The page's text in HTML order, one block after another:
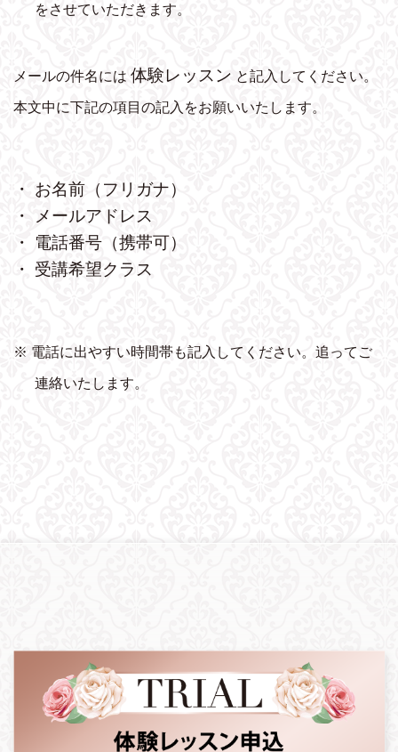
をさせていただきます。
メールの件名には 体験レッスン と記入してください。
本文中に下記の項目の記入をお願いいたします。
・ お名前（フリガナ）
・ メールアドレス
・ 電話番号（携帯可）
・ 受講希望クラス
※ 電話に出やすい時間帯も記入してください。追ってご
連絡いたします。